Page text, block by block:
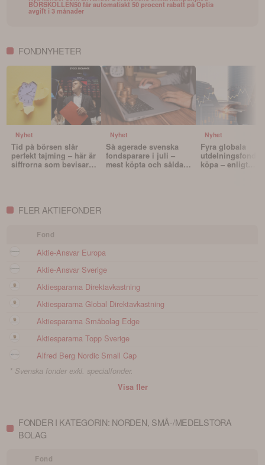
BORSKOLLEN50 får automatiskt 50 procent rabatt på Optis
avgift i 3 månader
FONDNYHETER
Nyhet
Tid på börsen slår
perfekt tajming – här är
siffrorna som bevisar
Nyhet
Så agerade svenska
fondsparare i juli –
mest köpta och sålda
Nyhet
Fyra globala
utdelningsfonder
köpa – enligt
FLER AKTIEFONDER
Fond
Aktie-Ansvar Europa
Aktie-Ansvar Sverige
Aktiespararna Direktavkastning
Aktiespararna Global Direktavkastning
Aktiespararna Småbolag Edge
Aktiespararna Topp Sverige
Alfred Berg Nordic Small Cap
* Svenska fonder exkl. specialfonder.
Visa fler
FONDER I KATEGORIN: NORDEN, SMÅ-/MEDELSTORA
BOLAG
Fond